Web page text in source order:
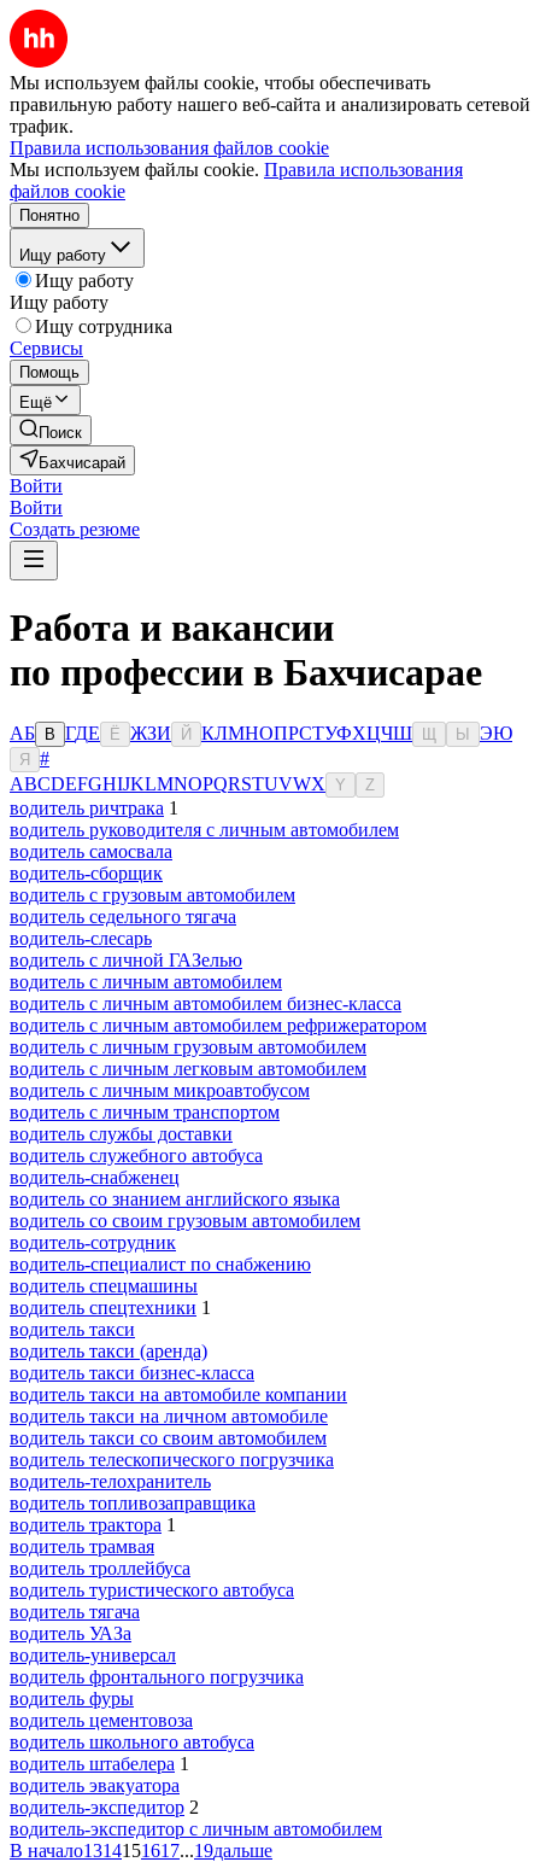
Мы используем файлы cookie, чтобы обеспечивать
правильную работу нашего веб-сайта и анализировать сетевой
трафик.
Правила использования файлов cookie
Мы используем файлы cookie. Правила использования
файлов cookie
Понятно
Ищу работу
Ищу работу
Ищу работу
Ищу сотрудника
Сервисы
Помощь
Ещё
Поиск
Бахчисарай
Войти
Войти
Создать резюме
Работа и вакансии
по профессии в Бахчисарае
АБ В ГДЕ Ё ЖЗИ Й КЛМНОПРСТУФХЦЧШ Ы ЭЮ
Я
#
ABCDEFGHIJKLMNOPQRSTUVWX Y Z
водитель ричтрака 1
водитель руководителя с личным автомобилем
водитель самосвала
водитель-сборщик
водитель с грузовым автомобилем
водитель седельного тягача
водитель-слесарь
водитель с личной ГАЗелью
водитель с личным автомобилем
водитель с личным автомобилем бизнес-класса
водитель с личным автомобилем рефрижератором
водитель с личным грузовым автомобилем
водитель с личным легковым автомобилем
водитель с личным микроавтобусом
водитель с личным транспортом
водитель службы доставки
водитель служебного автобуса
водитель-снабженец
водитель со знанием английского языка
водитель со своим грузовым автомобилем
водитель-сотрудник
водитель-специалист по снабжению
водитель спецмашины
водитель спецтехники 1
водитель такси
водитель такси (аренда)
водитель такси бизнес-класса
водитель такси на автомобиле компании
водитель такси на личном автомобиле
водитель такси со своим автомобилем
водитель телескопического погрузчика
водитель-телохранитель
водитель топливозаправщика
водитель трактора 1
водитель трамвая
водитель троллейбуса
водитель туристического автобуса
водитель тягача
водитель УАЗа
водитель-универсал
водитель фронтального погрузчика
водитель фуры
водитель цементовоза
водитель школьного автобуса
водитель штабелера 1
водитель эвакуатора
водитель-экспедитор 2
водитель-экспедитор c личным автомобилем
В начало1314151617...19дальше